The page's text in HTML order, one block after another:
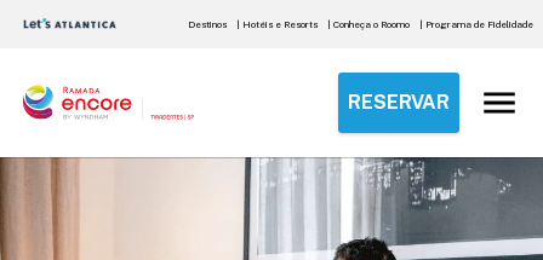
Destinos | Hotéis e Resorts | Conheça o Roomo | Programa de Fidelidade
RESERVAR